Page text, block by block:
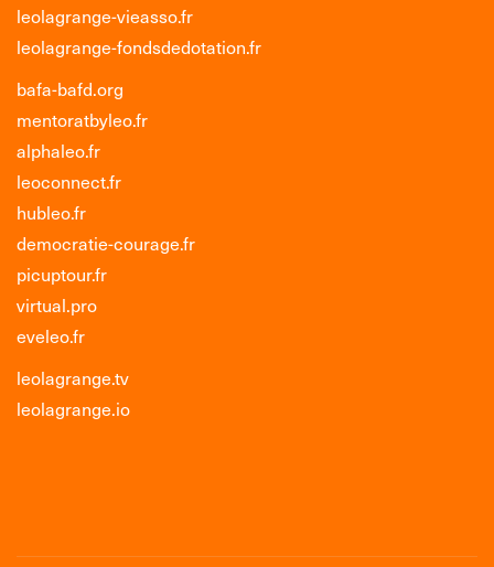
leolagrange-vieasso.fr
leolagrange-fondsdedotation.fr
bafa-bafd.org
mentoratbyleo.fr
alphaleo.fr
leoconnect.fr
hubleo.fr
democratie-courage.fr
picuptour.fr
virtual.pro
eveleo.fr
leolagrange.tv
leolagrange.io